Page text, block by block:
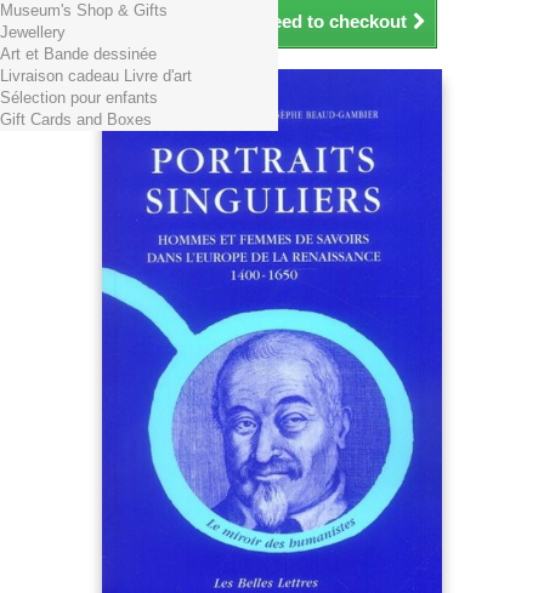
Continue shopping Proceed to checkout
Museum's Shop & Gifts
Jewellery
Art et Bande dessinée
Livraison cadeau Livre d'art
Sélection pour enfants
Gift Cards and Boxes